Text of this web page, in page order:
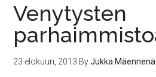
Venytysten
23 elokuun, 2013 ByJukka Mäennenä